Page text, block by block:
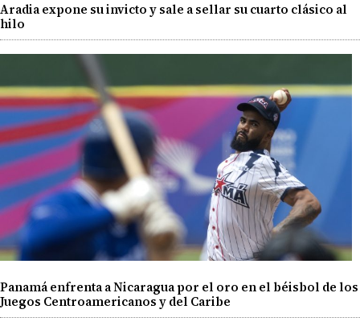
Aradia expone su invicto y sale a sellar su cuarto clásico al
hilo
Panamá enfrenta a Nicaragua por el oro en el béisbol de los
Juegos Centroamericanos y del Caribe